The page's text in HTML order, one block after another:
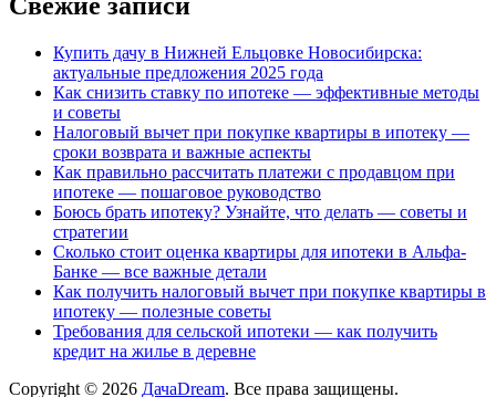
Свежие записи
Купить дачу в Нижней Ельцовке Новосибирска:
актуальные предложения 2025 года
Как снизить ставку по ипотеке — эффективные методы
и советы
Налоговый вычет при покупке квартиры в ипотеку —
сроки возврата и важные аспекты
Как правильно рассчитать платежи с продавцом при
ипотеке — пошаговое руководство
Боюсь брать ипотеку? Узнайте, что делать — советы и
стратегии
Сколько стоит оценка квартиры для ипотеки в Альфа-
Банке — все важные детали
Как получить налоговый вычет при покупке квартиры в
ипотеку — полезные советы
Требования для сельской ипотеки — как получить
кредит на жилье в деревне
Copyright © 2026 ДачаDream. Все права защищены.